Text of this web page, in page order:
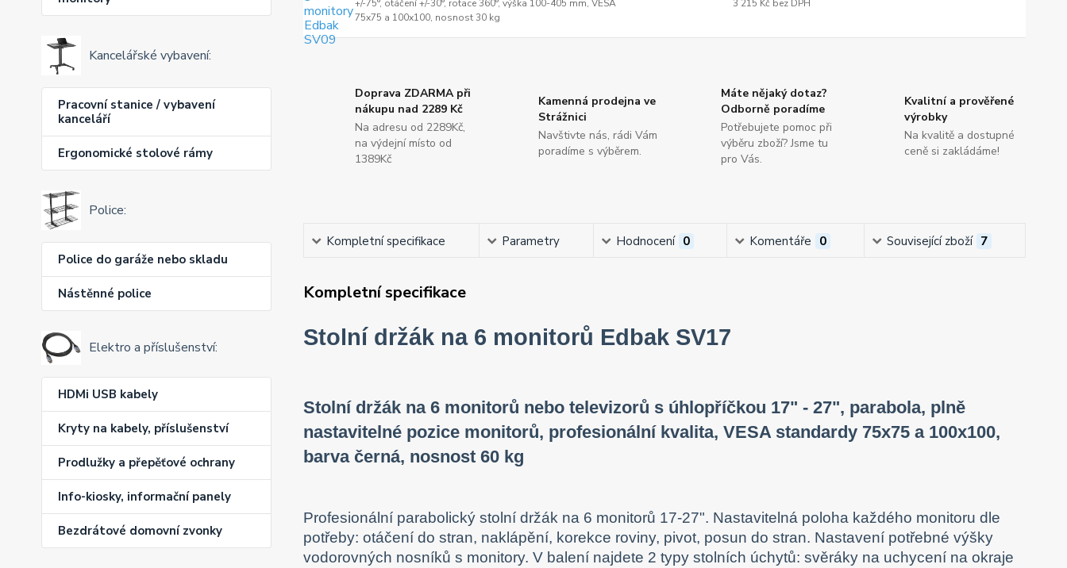
Kancelářské vybavení:
Pracovní stanice / vybavení
kanceláří
Ergonomické stolové rámy
Police:
Police do garáže nebo skladu
Nástěnné police
Elektro a příslušenství:
HDMi USB kabely
Kryty na kabely, příslušenství
Prodlužky a přepěťové ochrany
Info-kiosky, informační panely
Bezdrátové domovní zvonky
+/-75°, otáčení +/-30°, rotace 360°, výška 100-405 mm, VESA
75x75 a 100x100, nosnost 30 kg
3 215 Kč bez DPH
Doprava ZDARMA při
nákupu nad 2289 Kč
Na adresu od 2289Kč,
na výdejní místo od
1389Kč
Kamenná prodejna ve
Strážnici
Navštivte nás, rádi Vám
poradíme s výběrem.
Máte nějaký dotaz?
Odborně poradíme
Potřebujete pomoc při
výběru zboží? Jsme tu
pro Vás.
Kvalitní a prověřené
výrobky
Na kvalitě a dostupné
ceně si zakládáme!
Kompletní specifikace Parametry Hodnocení 0 Komentáře 0 Související zboží 7
Kompletní specifikace
Stolní držák na 6 monitorů Edbak SV17
Stolní držák na 6 monitorů nebo televizorů s úhlopříčkou 17" - 27", parabola, plně
nastavitelné pozice monitorů, profesionální kvalita, VESA standardy 75x75 a 100x100,
barva černá, nosnost 60 kg
Profesionální parabolický stolní držák na 6 monitorů 17-27". Nastavitelná poloha každého monitoru dle
potřeby: otáčení do stran, naklápění, korekce roviny, pivot, posun do stran. Nastavení potřebné výšky
vodorovných nosníků s monitory. V balení najdete 2 typy stolních úchytů: svěráky na uchycení na okraje